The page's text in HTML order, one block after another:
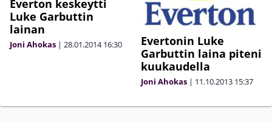
Everton keskeytti
Luke Garbuttin
lainan
Joni Ahokas | 28.01.2014 16:30
Evertonin Luke
Garbuttin laina piteni
kuukaudella
Joni Ahokas | 11.10.2013 15:37